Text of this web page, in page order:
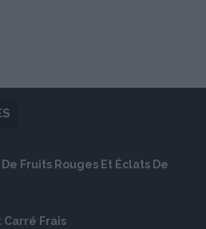
Fruits Rouges Et Éclats De
Carré Frais